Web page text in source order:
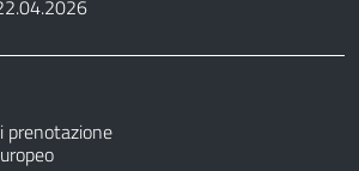
prenotazione